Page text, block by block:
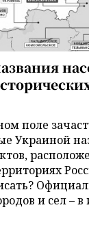
поле
Украиной
и сел –